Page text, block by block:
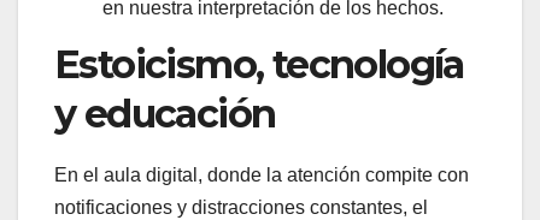
en nuestra interpretación de los hechos.
Estoicismo, tecnología
y educación
En el aula digital, donde la atención compite con
notificaciones y distracciones constantes, el